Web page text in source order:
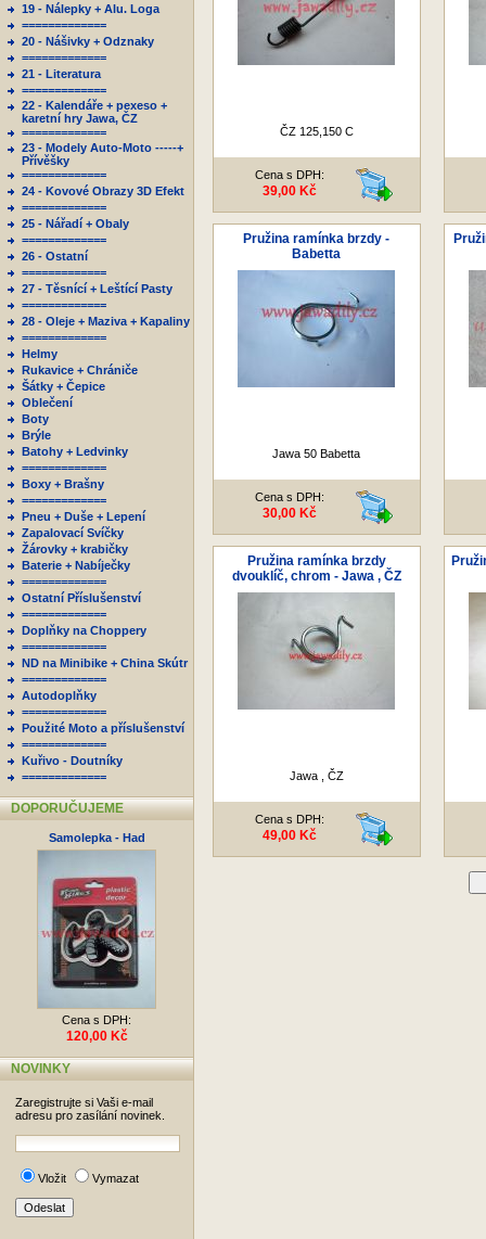
19 - Nálepky + Alu. Loga
=============
20 - Nášivky + Odznaky
=============
21 - Literatura
=============
22 - Kalendáře + pexeso +
karetní hry Jawa, ČZ
=============
23 - Modely Auto-Moto -----+
Přívěšky
=============
24 - Kovové Obrazy 3D Efekt
=============
25 - Nářadí + Obaly
=============
26 - Ostatní
=============
27 - Těsnící + Leštící Pasty
=============
28 - Oleje + Maziva + Kapaliny
=============
Helmy
Rukavice + Chrániče
Šátky + Čepice
Oblečení
Boty
Brýle
Batohy + Ledvinky
=============
Boxy + Brašny
=============
Pneu + Duše + Lepení
Zapalovací Svíčky
Žárovky + krabičky
Baterie + Nabíječky
=============
Ostatní Příslušenství
=============
Doplňky na Choppery
=============
ND na Minibike + China Skútr
=============
Autodoplňky
=============
Použité Moto a příslušenství
=============
Kuřivo - Doutníky
=============
DOPORUČUJEME
Samolepka - Had
Cena s DPH:
120,00 Kč
NOVINKY
Zaregistrujte si Vaši e-mail
adresu pro zasílání novinek.
Vložit Vymazat
ČZ 125,150 C
Cena s DPH:
39,00 Kč
Pružina ramínka brzdy -
Babetta
Jawa 50 Babetta
Cena s DPH:
30,00 Kč
Pružina ramínka brzdy
dvouklíč, chrom - Jawa , ČZ
Jawa , ČZ
Cena s DPH:
49,00 Kč